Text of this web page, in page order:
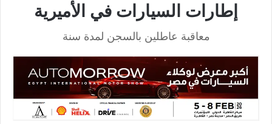
إطارات السيارات في الأميرية
معاقبة عاطلين بالسجن لمدة سنة